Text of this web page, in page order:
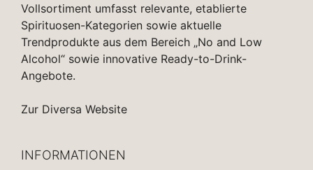
Vollsortiment umfasst relevante, etablierte
Spirituosen-Kategorien sowie aktuelle
Trendprodukte aus dem Bereich „No and Low
Alcohol“ sowie innovative Ready-to-Drink-
Angebote.
Zur Diversa Website
INFORMATIONEN